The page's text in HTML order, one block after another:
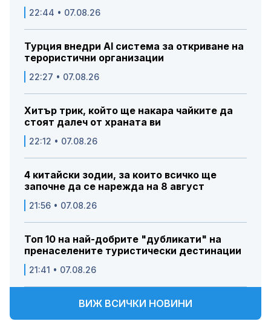
22:44 • 07.08.26
Турция внедри AI система за откриване на
терористични организации
22:27 • 07.08.26
Хитър трик, който ще накара чайките да
стоят далеч от храната ви
22:12 • 07.08.26
4 китайски зодии, за които всичко ще
започне да се нарежда на 8 август
21:56 • 07.08.26
Топ 10 на най-добрите "дубликати" на
пренаселените туристически дестинации
21:41 • 07.08.26
ВИЖ ВСИЧКИ НОВИНИ